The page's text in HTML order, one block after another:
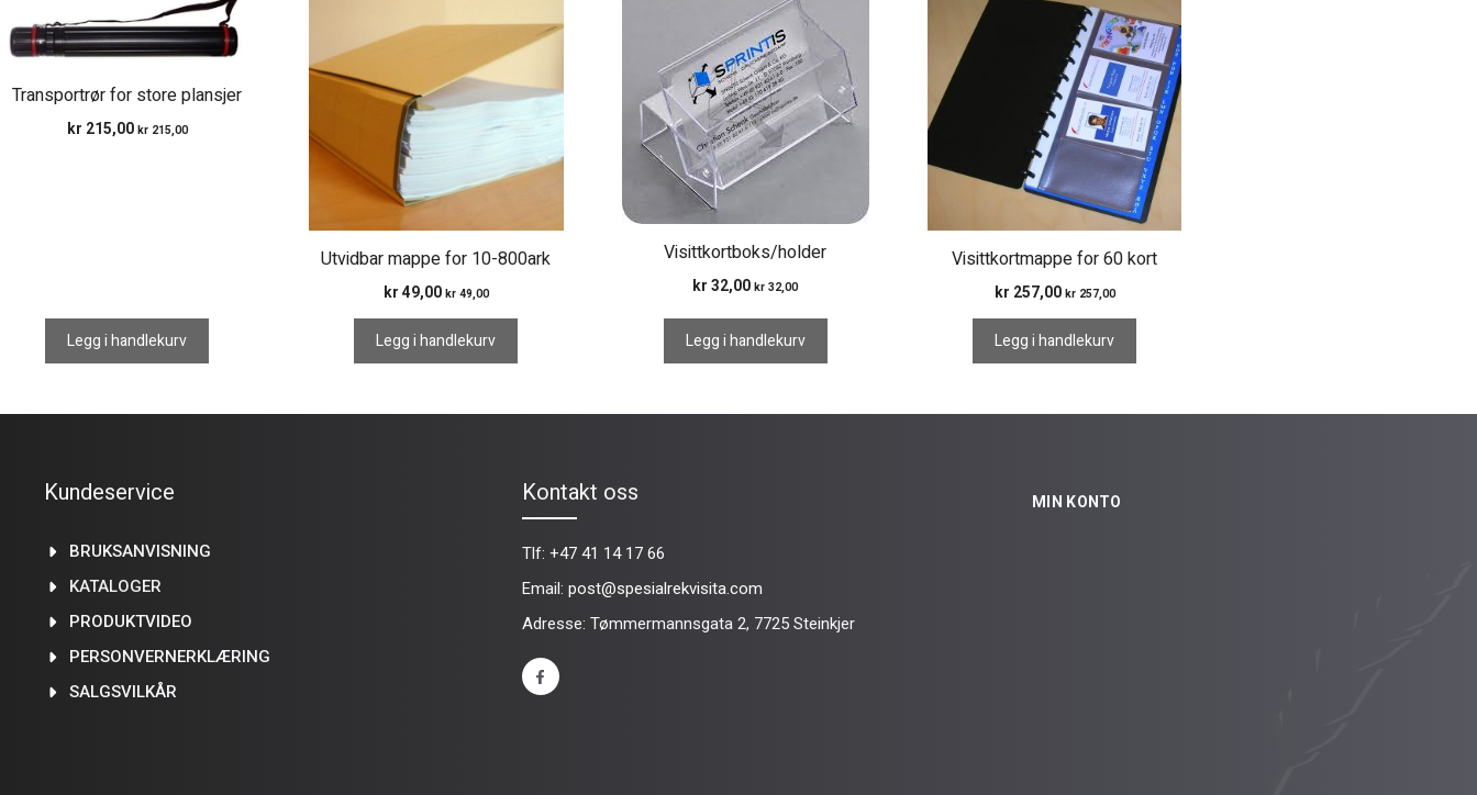
Transportrør for store plansjer
kr 215,00 kr215,00
Legg i handlekurv
Utvidbar mappe for 10-800ark
kr 49,00 kr49,00
Legg i handlekurv
Visittkortboks/holder
kr 32,00 kr 32,00
Legg i handlekurv
Visittkortmappe for 60 kort
kr 257,00 kr257,00
Legg i handlekurv
Kundeservice
BRUKSANVISNING
KATALOGER
PRODUKTVIDEO
PERSONVERNERKLÆRING
SALGSVILKÅR
Kontakt oss
Tlf: +47 41 14 17 66
Email: post@spesialrekvisita.com
Adresse: Tømmermannsgata 2, 7725 Steinkjer
MIN KONTO